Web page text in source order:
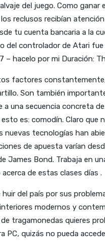
del juego. Como
reclusos recibían
tu cuenta bancaria a la
del controlador de Atari
– hacelo por mi
factores
Son también
una secuencia concreta
es: comodín. Claro
tecnologías han
de apuesta varían
James Bond. Trabaja en
de estas clases días .
del país por sus
modernos y
tragamonedas quieres
PC, quizás no pueda